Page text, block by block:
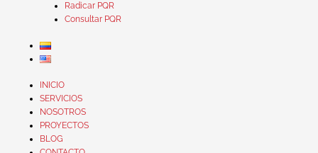
Radicar PQR
Consultar PQR
INICIO
SERVICIOS
NOSOTROS
PROYECTOS
BLOG